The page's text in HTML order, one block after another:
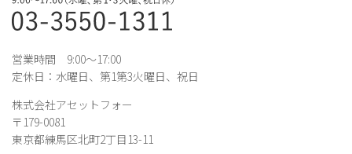
営業時間 9:00～17:00
定休日：水曜日、第1第3火曜日、祝日
株式会社アセットフォー
〒179-0081
東京都練馬区北町2丁目13-11